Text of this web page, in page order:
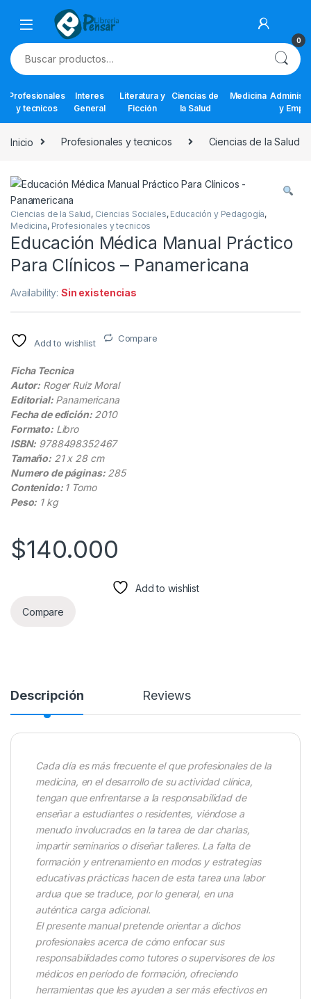
Skip to navigation
Skip to content
0
Buscar por:
Profesionales
y tecnicos
Interes
General
Literatura y
Ficción
Ciencias de
la Salud
Medicina
y
Inicio Profesionales y tecnicos Ciencias de la Salud
Ciencias de la Salud, Ciencias Sociales, Educación y Pedagogía,
Medicina, Profesionales y tecnicos
Educación Médica Manual Práctico
Para Clínicos – Panamericana
Availability:Sin existencias
Add to wishlist Compare
Ficha Tecnica
Autor: Roger Ruiz Moral
Editorial:Panamericana
Fecha de edición:2010
Formato:Libro
ISBN: 9788498352467
Tamaño: 21 x 28 cm
Numero de páginas:285
Contenido: 1 Tomo
Peso: 1 kg
$140.000
Add to wishlist
Compare
Descripción Reviews
Cada día es más frecuente el que profesionales de la
medicina, en el desarrollo de su actividad clínica,
tengan que enfrentarse a la responsabilidad de
enseñar a estudiantes o residentes, viéndose a
menudo involucrados en la tarea de dar charlas,
impartir seminarios o diseñar talleres. La falta de
formación y entrenamiento en modos y estrategias
educativas prácticas hacen de esta tarea una labor
ardua que se traduce, por lo general, en una
auténtica carga adicional.
El presente manual pretende orientar a dichos
profesionales acerca de cómo enfocar sus
responsabilidades como tutores o supervisores de los
médicos en período de formación, ofreciendo
herramientas que les ayuden a ser más efectivos en